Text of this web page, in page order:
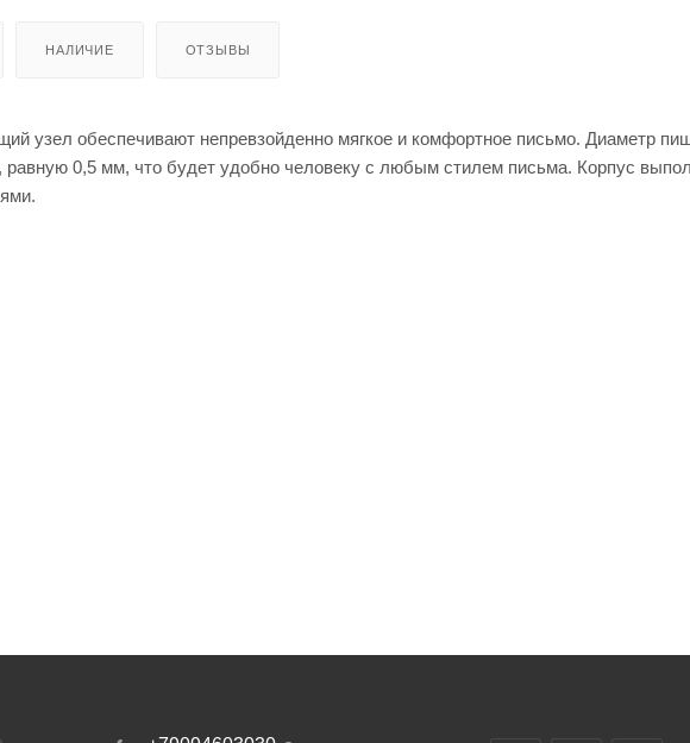
НАЛИЧИЕ ОТЗЫВЫ
узел обеспечивают непревзойденно мягкое и комфортное письмо. Диаметр
0,5 мм, что будет удобно человеку с любым стилем письма. Корпус